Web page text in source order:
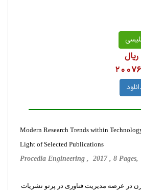
Modern Research Trends within
Light of Selected Publications
Procedia Engineering , 2017 , 8
در عرصه مدیریت فناوری در پرتو نشریات